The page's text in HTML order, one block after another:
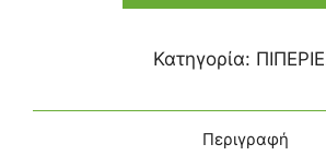
Κατηγορία:
Περιγραφή